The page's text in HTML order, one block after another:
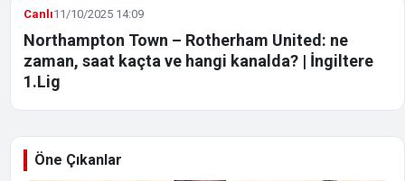
Canlı11/10/2025 14:09
Northampton Town – Rotherham United: ne
zaman, saat kaçta ve hangi kanalda? | İngiltere
1.Lig
Öne Çıkanlar